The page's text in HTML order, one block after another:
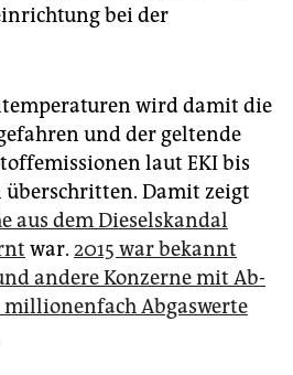
bei der
wird damit die
und der geltende
laut EKI bis
überschritten. Damit zeigt
aus dem Dieselskandal
war. 2015 war bekannt
andere Konzerne mit Ab­
Abgaswerte